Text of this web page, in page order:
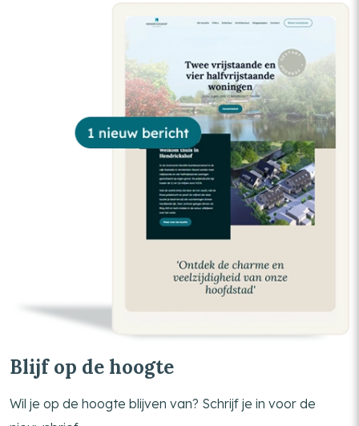
Blijf op de hoogte
Wil je op de hoogte blijven van? Schrijf je in voor de